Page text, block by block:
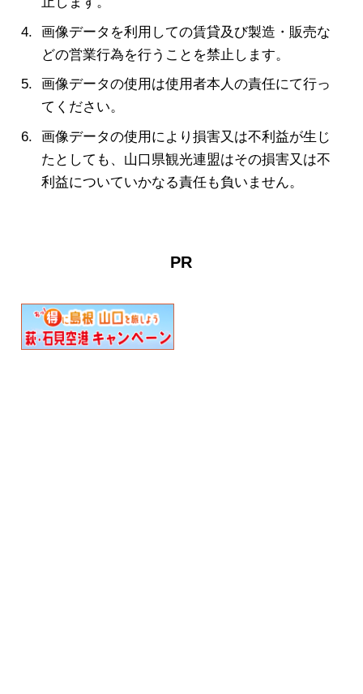
画像データを利用しての賃貸及び製造・販売な
どの営業行為を行うことを禁止します。
画像データの使用は使用者本人の責任にて行っ
てください。
画像データの使用により損害又は不利益が生じ
たとしても、山口県観光連盟はその損害又は不
利益についていかなる責任も負いません。
PR